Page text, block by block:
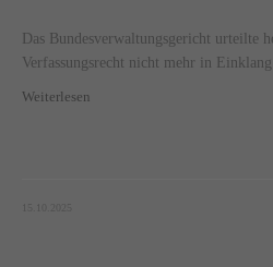
Das Bundesverwaltungsgericht urteilte
Verfassungsrecht nicht mehr in
Weiterlesen